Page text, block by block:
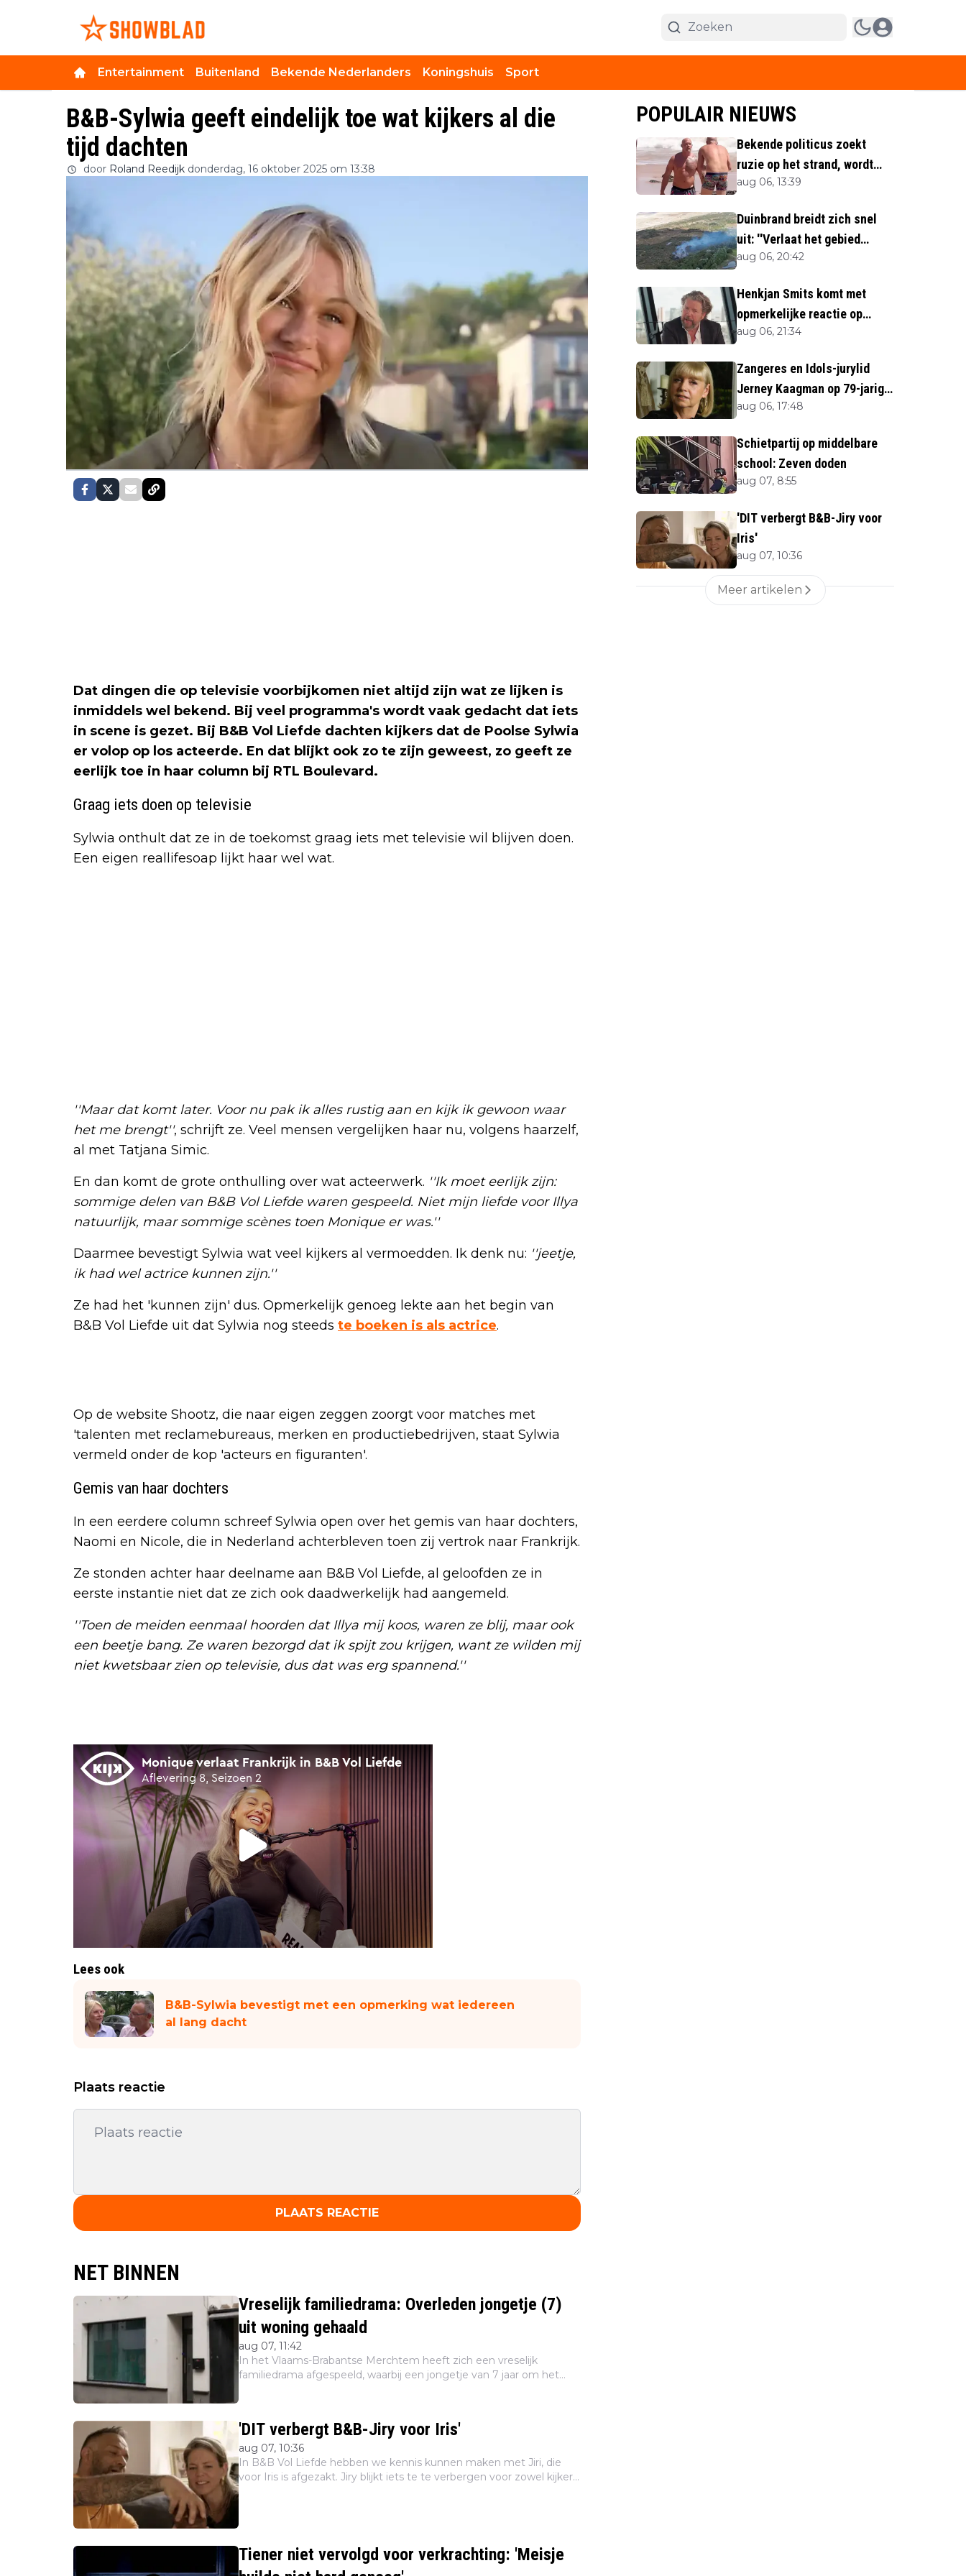
Entertainment Buitenland Bekende Nederlanders Koningshuis Sport
B&B-Sylwia geeft eindelijk toe wat kijkers al die
tijd dachten
door Roland Reedijk donderdag, 16 oktober 2025 om 13:38
Dat dingen die op televisie voorbijkomen niet altijd zijn wat ze lijken is
inmiddels wel bekend. Bij veel programma's wordt vaak gedacht dat iets
in scene is gezet. Bij B&B Vol Liefde dachten kijkers dat de Poolse Sylwia
er volop op los acteerde. En dat blijkt ook zo te zijn geweest, zo geeft ze
eerlijk toe in haar column bij RTL Boulevard.
Graag iets doen op televisie
Sylwia onthult dat ze in de toekomst graag iets met televisie wil blijven doen.
Een eigen reallifesoap lijkt haar wel wat.
''Maar dat komt later. Voor nu pak ik alles rustig aan en kijk ik gewoon waar
het me brengt'', schrijft ze. Veel mensen vergelijken haar nu, volgens haarzelf,
al met Tatjana Simic.
En dan komt de grote onthulling over wat acteerwerk. ''Ik moet eerlijk zijn:
sommige delen van B&B Vol Liefde waren gespeeld. Niet mijn liefde voor Illya
natuurlijk, maar sommige scènes toen Monique er was.''
Daarmee bevestigt Sylwia wat veel kijkers al vermoedden. Ik denk nu: ''jeetje,
ik had wel actrice kunnen zijn.''
Ze had het 'kunnen zijn' dus. Opmerkelijk genoeg lekte aan het begin van
B&B Vol Liefde uit dat Sylwia nog steeds te boeken is als actrice.
Op de website Shootz, die naar eigen zeggen zoorgt voor matches met
'talenten met reclamebureaus, merken en productiebedrijven, staat Sylwia
vermeld onder de kop 'acteurs en figuranten'.
Gemis van haar dochters
In een eerdere column schreef Sylwia open over het gemis van haar dochters,
Naomi en Nicole, die in Nederland achterbleven toen zij vertrok naar Frankrijk.
Ze stonden achter haar deelname aan B&B Vol Liefde, al geloofden ze in
eerste instantie niet dat ze zich ook daadwerkelijk had aangemeld.
''Toen de meiden eenmaal hoorden dat Illya mij koos, waren ze blij, maar ook
een beetje bang. Ze waren bezorgd dat ik spijt zou krijgen, want ze wilden mij
niet kwetsbaar zien op televisie, dus dat was erg spannend.''
Lees ook
B&B-Sylwia bevestigt met een opmerking wat iedereen
al lang dacht
Plaats reactie
PLAATS REACTIE
NET BINNEN
Vreselijk familiedrama: Overleden jongetje (7)
uit woning gehaald
aug 07, 11:42
In het Vlaams-Brabantse Merchtem heeft zich een vreselijk
familiedrama afgespeeld, waarbij een jongetje van 7 jaar om het
'DIT verbergt B&B-Jiry voor Iris'
aug 07, 10:36
In B&B Vol Liefde hebben we kennis kunnen maken met Jiri, die
voor Iris is afgezakt. Jiry blijkt iets te te verbergen voor zowel kijkers
Tiener niet vervolgd voor verkrachting: 'Meisje
POPULAIR NIEUWS
Bekende politicus zoekt
ruzie op het strand, wordt
neergemaaid
aug 06, 13:39
Duinbrand breidt zich snel
uit: ''Verlaat het gebied
direct''
aug 06, 20:42
Henkjan Smits komt met
opmerkelijke reactie op
overlijden Jerney Kaagman
aug 06, 21:34
Zangeres en Idols-jurylid
Jerney Kaagman op 79-jarige
leeftijd overleden
aug 06, 17:48
Schietpartij op middelbare
school: Zeven doden
aug 07, 8:55
'DIT verbergt B&B-Jiry voor
Iris'
aug 07, 10:36
Meer artikelen